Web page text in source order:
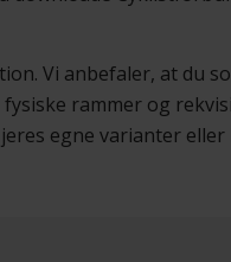
Vi anbefaler, at du
rammer og
egne varianter eller